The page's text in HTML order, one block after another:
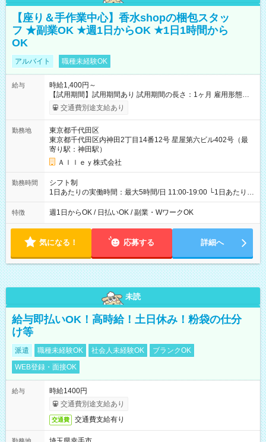
【座り＆手作業中心】香水shopの梱包スタッ
フ ★副業OK ★週1日からOK ★1日1時間から
OK
アルバイト 職種未経験OK
給与
時給1,400円～
【試用期間】試用期間あり 試用期間の長さ：1ヶ月 雇用形態、
給与は本採用時と同じです。
交通費別途支給あり
勤務地
東京都千代田区
東京都千代田区内神田2丁目14番12号 星屋第六ビル402号（最
寄り駅：神田駅）
Ａｌｌｅｙ株式会社
勤務時間
シフト制
1日あたりの実働時間：最大5時間/日 11:00-19:00 └1日あたりの
実働時間：1-5時間 └上記の時間帯内であれば、いつでも勤務可
能！ └平日・土曜日の中で、お好きな曜日でご勤務いただけま
18:00 などのように、自由な働き方が可能なお仕事です！
特徴 週1日からOK / 日払いOK / 副業・WワークOK
気になる！ 応募する 詳細へ
未読
給与即払いOK！高時給！土日休み！粉袋の仕分
け等
派遣 職種未経験OK 社会人未経験OK
ブランクOK
WEB登録・面接OK
給与
時給1400円
交通費別途支給あり
交通費 交通費支給有り